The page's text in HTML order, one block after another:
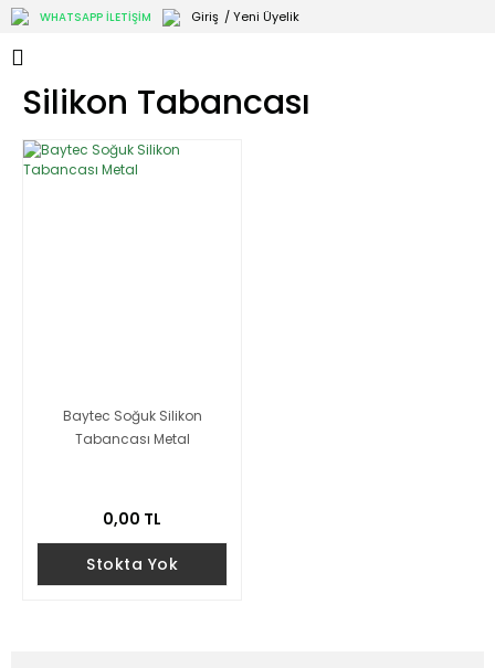
WHATSAPP İLETİŞİM Giriş / Yeni Üyelik
Silikon Tabancası
Baytec Soğuk Silikon
Tabancası Metal
0,00 TL
Stokta Yok